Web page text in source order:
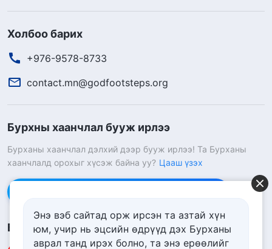
Холбоо барих
+976-9578-8733
contact.mn@godfootsteps.org
Бурхны хаанчлал бууж ирлээ
Бурханы хаанчлал дэлхий дээр бууж ирлээ! Та Бурханы
хаанчлалд орохыг хүсэж байна уу? Цааш үзэх
Биднийг дагах
Энэ вэб сайтад орж ирсэн та азтай хүн
юм, учир нь эцсийн өдрүүд дэх Бурханы
аврал танд ирэх болно, та энэ ерѳѳлийг